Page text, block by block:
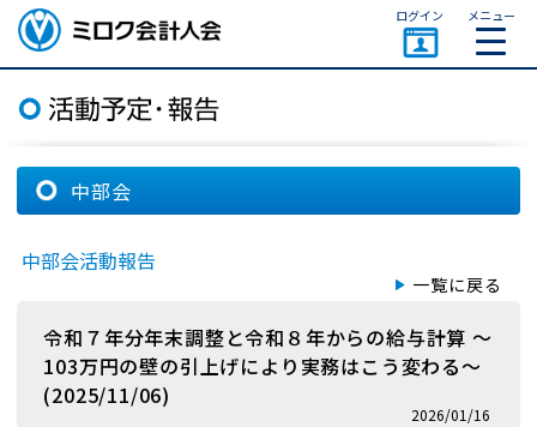
ミロク会計人会 MIROKU
ACCOUNTING PERSON
ASSOCIATION
ログイン メニュー
中部会
中部会活動報告
一覧に戻る
令和７年分年末調整と令和８年からの給与計算 ～
103万円の壁の引上げにより実務はこう変わる～
(2025/11/06)
2026/01/16